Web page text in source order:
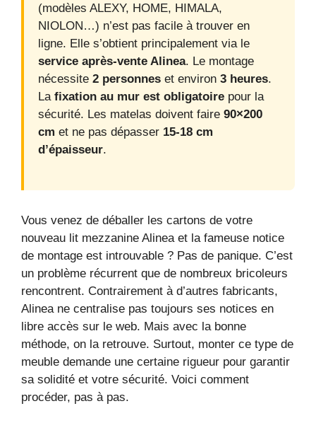
(modèles ALEXY, HOME, HIMALA,
NIOLON…) n’est pas facile à trouver en
ligne. Elle s’obtient principalement via le
service après-vente Alinea. Le montage
nécessite 2 personnes et environ 3 heures.
La fixation au mur est obligatoire pour la
sécurité. Les matelas doivent faire 90×200
cm et ne pas dépasser 15-18 cm
d’épaisseur.
Vous venez de déballer les cartons de votre
nouveau lit mezzanine Alinea et la fameuse notice
de montage est introuvable ? Pas de panique. C’est
un problème récurrent que de nombreux bricoleurs
rencontrent. Contrairement à d’autres fabricants,
Alinea ne centralise pas toujours ses notices en
libre accès sur le web. Mais avec la bonne
méthode, on la retrouve. Surtout, monter ce type de
meuble demande une certaine rigueur pour garantir
sa solidité et votre sécurité. Voici comment
procéder, pas à pas.